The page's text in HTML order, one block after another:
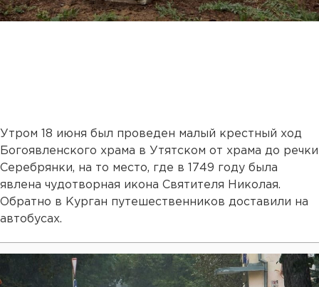
Утром 18 июня был проведен малый крестный ход
Богоявленского храма в Утятском от храма до речки
Серебрянки, на то место, где в 1749 году была
явлена чудотворная икона Святителя Николая.
Обратно в Курган путешественников доставили на
автобусах.